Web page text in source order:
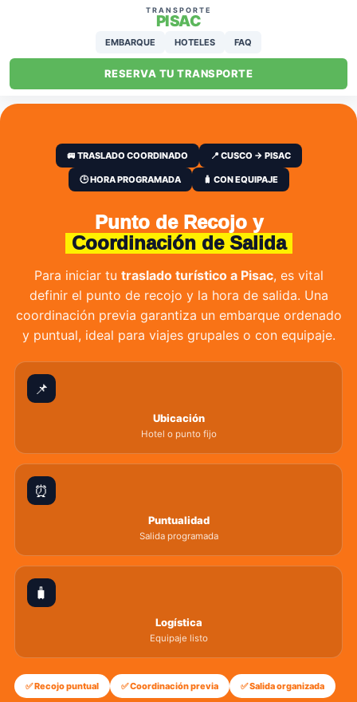
TRANSPORTE
PISAC
EMBARQUE HOTELES FAQ
RESERVA TU TRANSPORTE
🚐 TRASLADO COORDINADO 📍 CUSCO → PISAC
🕒 HORA PROGRAMADA 🧳 CON EQUIPAJE
Punto de Recojo y
Coordinación de Salida
Para iniciar tu traslado turístico a Pisac, es vital
definir el punto de recojo y la hora de salida. Una
coordinación previa garantiza un embarque ordenado
y puntual, ideal para viajes grupales o con equipaje.
📌
Ubicación
Hotel o punto fijo
⏰
Puntualidad
Salida programada
🧳
Logística
Equipaje listo
✅ Recojo puntual ✅ Coordinación previa ✅ Salida organizada